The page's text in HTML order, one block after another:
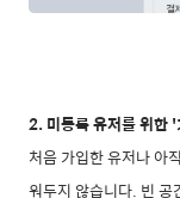
2. 미등록 유저를 위한
처음 가입한 유저나 아
워두지 않습니다. 빈 공